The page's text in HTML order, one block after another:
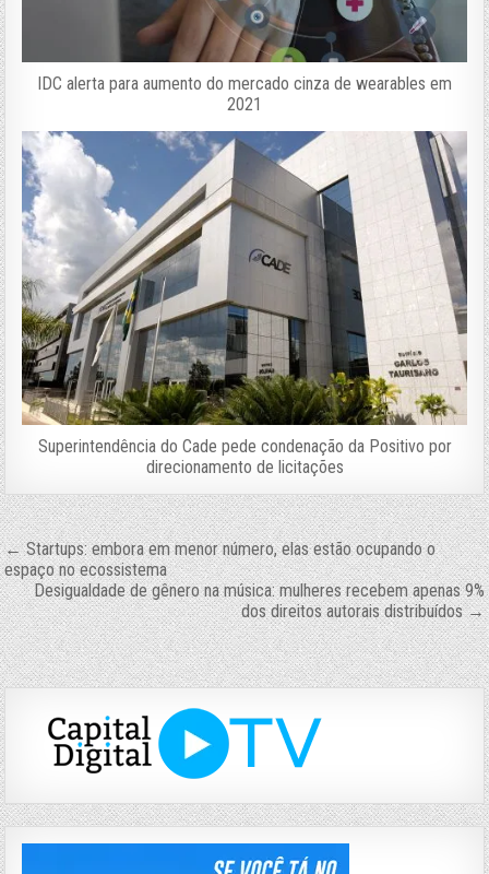
IDC alerta para aumento do mercado cinza de wearables em
2021
Superintendência do Cade pede condenação da Positivo por
direcionamento de licitações
Navegação
de
Post
← Startups: embora em menor número, elas estão ocupando o
espaço no ecossistema
Desigualdade de gênero na música: mulheres recebem apenas 9%
dos direitos autorais distribuídos →